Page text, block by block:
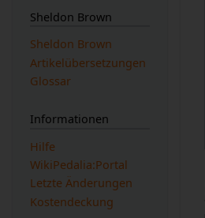
Sheldon Brown
Sheldon Brown
Artikelübersetzungen
Glossar
Informationen
Hilfe
WikiPedalia:Portal
Letzte Änderungen
Kostendeckung